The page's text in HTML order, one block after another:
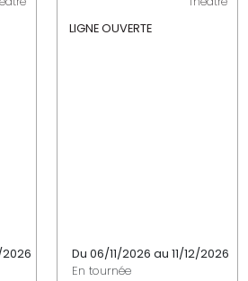
2026
LIGNE OUVERTE
Du 06/11/2026 au 11/12/2026
En tournée